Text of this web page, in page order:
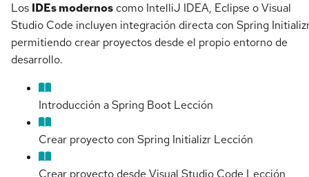
Los IDEs modernos como IntelliJ IDEA, Eclipse o Visual
Studio Code incluyen integración directa con Spring
permitiendo crear proyectos desde el propio entorno de
desarrollo.
Introducción a Spring Boot Lección
Crear proyecto con Spring Initializr Lección
Crear proyecto desde Visual Studio Code Lección